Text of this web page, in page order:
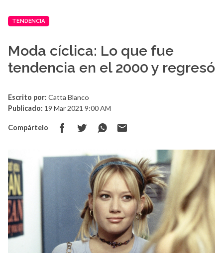
TENDENCIA
Moda cíclica: Lo que fue
tendencia en el 2000 y regresó
Escrito por: Catta Blanco
Publicado: 19 Mar 2021 9:00 AM
Compártelo